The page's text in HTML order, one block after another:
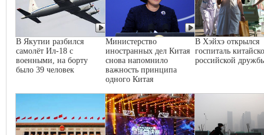
В Якутии разбился
самолёт Ил-18 с
военными, на борту
было 39 человек
Министерство
иностранных дел Китая
снова напомнило
важность принципа
одного Китая
В Хэйхэ открылся
госпиталь
российской